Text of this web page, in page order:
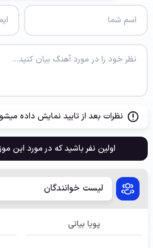
نظرات بعد از تایید نمایش داده
اولین نفر باشید که در مورد این
لیست خوانندگان
پویا بیاتی